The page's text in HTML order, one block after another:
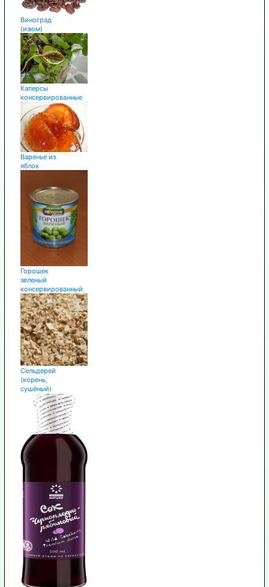
Виноград
(изюм)
Каперсы
консервированные
Варенье из
яблок
Горошек
зеленый
консервированный
Сельдерей
(корень,
сушёный)